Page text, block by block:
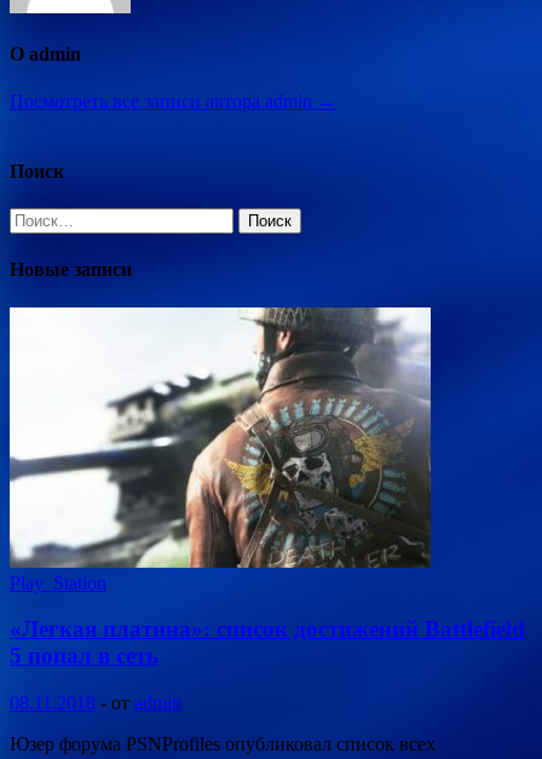
О admin
Посмотреть все записи автора admin →
Поиск
Найти:
Новые записи
Play_Station
«Легкая платина»: список достижений Battlefield
5 попал в сеть
08.11.2018 - от admin
Юзер форума PSNProfiles опубликовал список всех